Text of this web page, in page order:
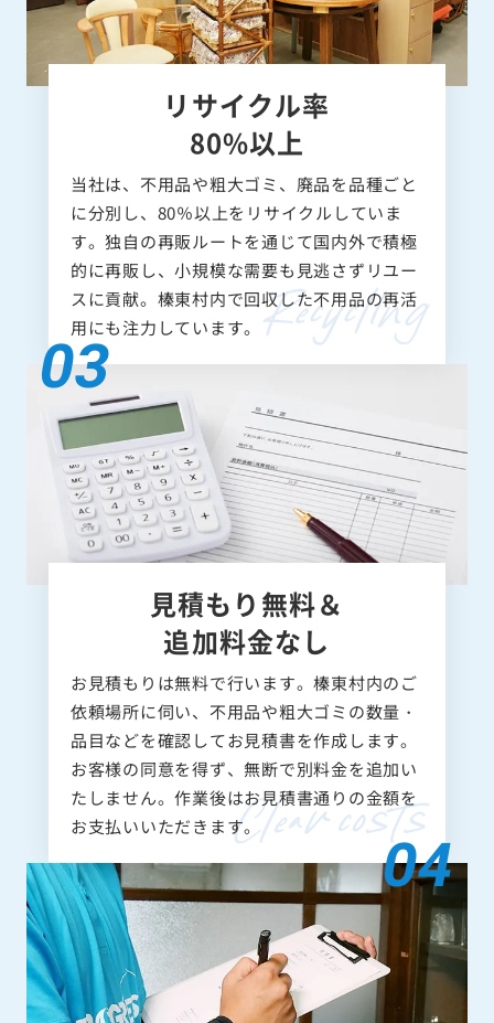
リサイクル率
80%以上
当社は、不用品や粗大ゴミ、廃品を品種ごと
に分別し、80％以上をリサイクルしていま
す。独自の再販ルートを通じて国内外で積極
的に再販し、小規模な需要も見逃さずリユー
スに貢献。榛東村内で回収した不用品の再活
用にも注力しています。
見積もり無料＆
追加料金なし
お見積もりは無料で行います。榛東村内のご
依頼場所に伺い、不用品や粗大ゴミの数量・
品目などを確認してお見積書を作成します。
お客様の同意を得ず、無断で別料金を追加い
たしません。作業後はお見積書通りの金額を
お支払いいただきます。